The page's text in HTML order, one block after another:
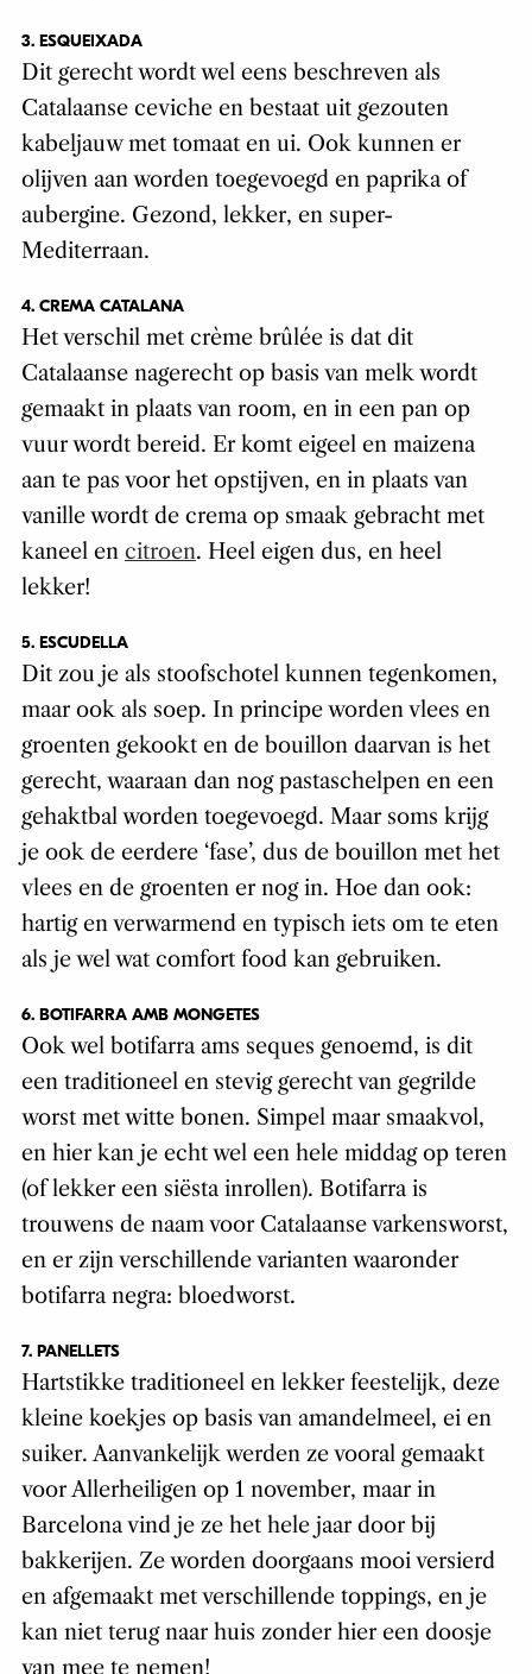
3. ESQUEIXADA
Dit gerecht wordt wel eens beschreven als
Catalaanse ceviche en bestaat uit gezouten
kabeljauw met tomaat en ui. Ook kunnen er
olijven aan worden toegevoegd en paprika of
aubergine. Gezond, lekker, en super-
Mediterraan.
4. CREMA CATALANA
Het verschil met crème brûlée is dat dit
Catalaanse nagerecht op basis van melk wordt
gemaakt in plaats van room, en in een pan op
vuur wordt bereid. Er komt eigeel en maizena
aan te pas voor het opstijven, en in plaats van
vanille wordt de crema op smaak gebracht met
kaneel en citroen. Heel eigen dus, en heel
lekker!
5. ESCUDELLA
Dit zou je als stoofschotel kunnen tegenkomen,
maar ook als soep. In principe worden vlees en
groenten gekookt en de bouillon daarvan is het
gerecht, waaraan dan nog pastaschelpen en een
gehaktbal worden toegevoegd. Maar soms krijg
je ook de eerdere ‘fase’, dus de bouillon met het
vlees en de groenten er nog in. Hoe dan ook:
hartig en verwarmend en typisch iets om te eten
als je wel wat comfort food kan gebruiken.
6. BOTIFARRA AMB MONGETES
Ook wel botifarra ams seques genoemd, is dit
een traditioneel en stevig gerecht van gegrilde
worst met witte bonen. Simpel maar smaakvol,
en hier kan je echt wel een hele middag op teren
(of lekker een siësta inrollen). Botifarra is
trouwens de naam voor Catalaanse varkensworst,
en er zijn verschillende varianten waaronder
botifarra negra: bloedworst.
7. PANELLETS
Hartstikke traditioneel en lekker feestelijk, deze
kleine koekjes op basis van amandelmeel, ei en
suiker. Aanvankelijk werden ze vooral gemaakt
voor Allerheiligen op 1 november, maar in
Barcelona vind je ze het hele jaar door bij
bakkerijen. Ze worden doorgaans mooi versierd
en afgemaakt met verschillende toppings, en je
kan niet terug naar huis zonder hier een doosje
van mee te nemen!